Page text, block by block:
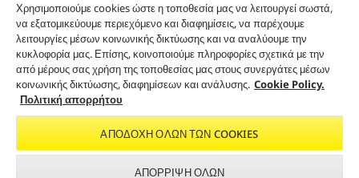
NEWSLETTER KÄRCHER GREECE
Εγγραφή στο newsletter
ΑΚΟΛΟΥΘΉΣΤΕ ΜΑΣ ΣΤΑ SOCIAL MEDIA
CO₂-NEUTRAL WEBSITE
Χρησιμοποιούμε cookies ώστε η τοποθεσία μας να λειτουργεί σωστά,
να εξατομικεύουμε περιεχόμενο και διαφημίσεις, να παρέχουμε
λειτουργίες μέσων κοινωνικής δικτύωσης και να αναλύουμε την
κυκλοφορία μας. Επίσης, κοινοποιούμε πληροφορίες σχετικά με την
από μέρους σας χρήση της τοποθεσίας μας στους συνεργάτες μέσων
κοινωνικής δικτύωσης, διαφημίσεων και ανάλυσης. Cookie Policy.
Πολιτική απορρήτου
ΑΠΟΔΟΧΉ ΌΛΩΝ ΤΩΝ COOKIES
ΑΠΌΡΡΙΨΗ ΌΛΩΝ